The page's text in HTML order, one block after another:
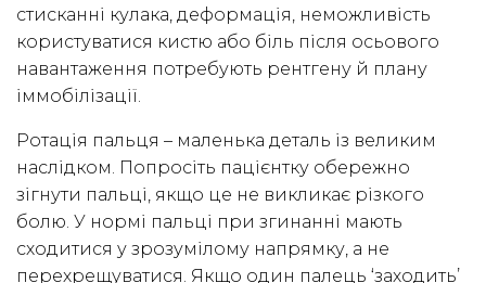
стисканні кулака, деформація, неможливість
користуватися кистю або біль після осьового
навантаження потребують рентгену й плану
іммобілізації.
Ротація пальця – маленька деталь із великим
наслідком. Попросіть пацієнтку обережно
зігнути пальці, якщо це не викликає різкого
болю. У нормі пальці при згинанні мають
сходитися у зрозумілому напрямку, а не
перехрещуватися. Якщо один палець ‘заходить’